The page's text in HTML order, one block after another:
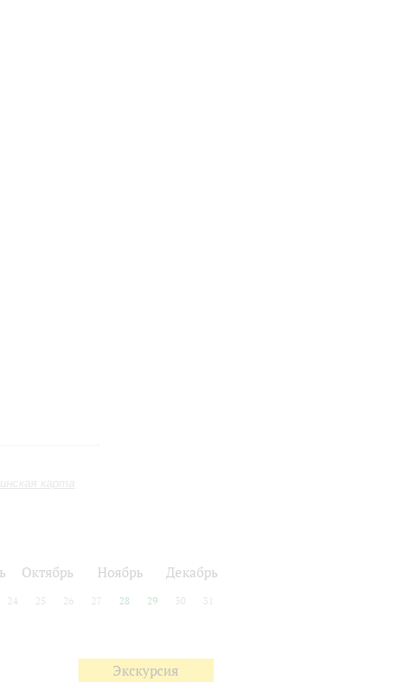
карта
Октябрь Ноябрь Декабрь
24 25 26 27 28 29 30 31
Экскурсия